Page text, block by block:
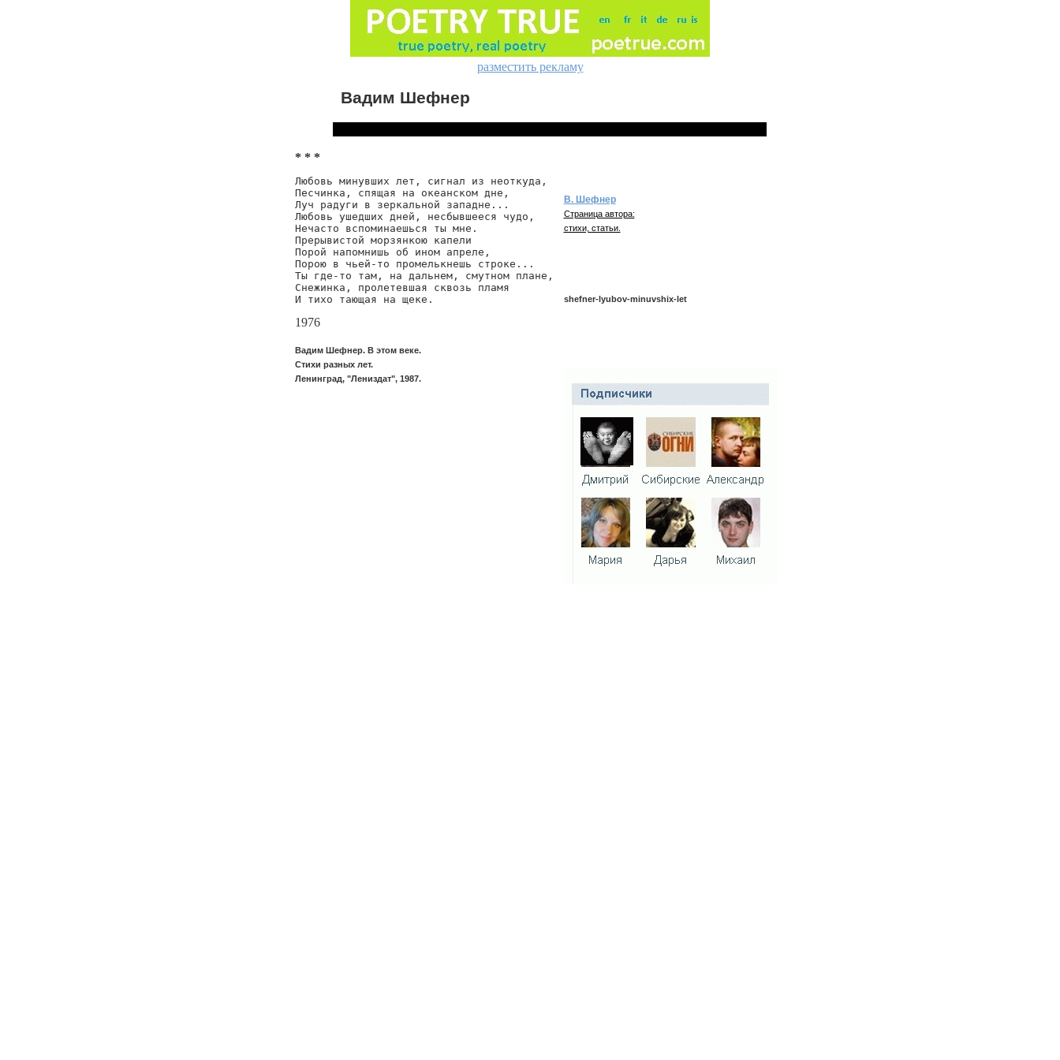
разместить рекламу
Вадим Шефнер
* * *
Любовь минувших лет, сигнал из неоткуда,
Песчинка, спящая на океанском дне,
Луч радуги в зеркальной западне...
Любовь ушедших дней, несбывшееся чудо,
Нечасто вспоминаешься ты мне.
Прерывистой морзянкою капели
Порой напомнишь об ином апреле,
Порою в чьей-то промелькнешь строке...
Ты где-то там, на дальнем, смутном плане,
Снежинка, пролетевшая сквозь пламя
И тихо тающая на щеке.
1976
Вадим Шефнер. В этом веке.
Стихи разных лет.
Ленинград, "Лениздат", 1987.
В. Шефнер
Страница автора:
стихи, статьи.
shefner-lyubov-minuvshix-let